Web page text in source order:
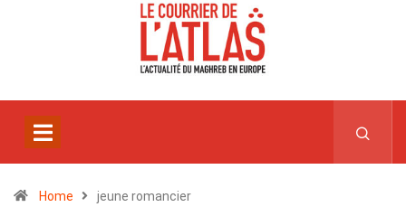
Home jeune romancier